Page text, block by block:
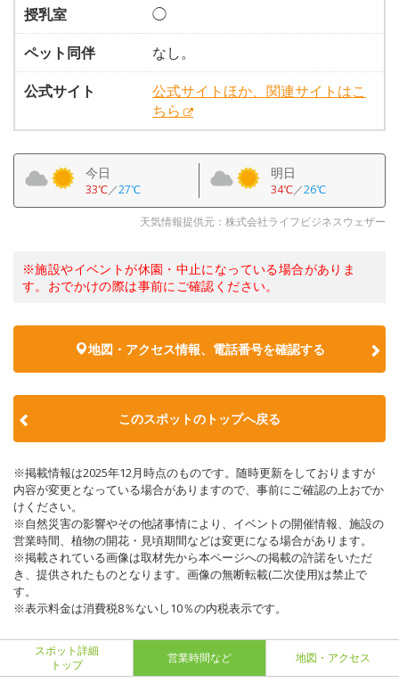
授乳室
◯
ペット同伴
なし。
公式サイト
公式サイトほか、関連サイトはこ
ちら
今日
33℃／27℃
明日
34℃／26℃
天気情報提供元：株式会社ライフビジネスウェザー
※施設やイベントが休園・中止になっている場合がありま
す。おでかけの際は事前にご確認ください。
地図・アクセス情報、電話番号を確認する
このスポットのトップへ戻る
※掲載情報は2025年12月時点のものです。随時更新をしておりますが
内容が変更となっている場合がありますので、事前にご確認の上おでか
けください。
※自然災害の影響やその他諸事情により、イベントの開催情報、施設の
営業時間、植物の開花・見頃期間などは変更になる場合があります。
※掲載されている画像は取材先から本ページへの掲載の許諾をいただ
き、提供されたものとなります。画像の無断転載(二次使用)は禁止で
す。
※表示料金は消費税8％ないし10％の内税表示です。
スポット詳細
トップ
営業時間など 地図・アクセス